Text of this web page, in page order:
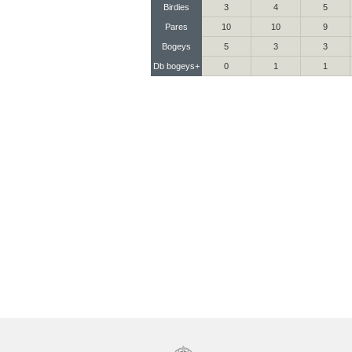
Birdies 3 4 5
Pares 10 10 9
Bogeys 5 3 3
Db bogeys+ 0 1 1